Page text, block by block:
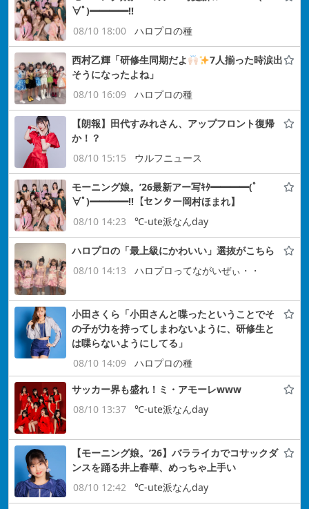
∀ﾟ)━━━━!!
08/10 18:00
ハロプロの種
西村乙輝「研修生同期だよ
7人揃った時涙出
そうになったよね」
08/10 16:09
ハロプロの種
【朗報】田代すみれさん、アップフロント復帰
か！？
08/10 15:15
ウルフニュース
モーニング娘。’26最新アー写ｷﾀ━━━━(ﾟ
∀ﾟ)━━━━!!【センター岡村ほまれ】
08/10 14:23
℃-ute派なんday
ハロプロの「最上級にかわいい」選抜がこちら
08/10 14:13
ハロプロってながいぜぃ・・
小田さくら「小田さんと喋ったということでそ
の子が力を持ってしまわないように、研修生と
は喋らないようにしてる」
08/10 14:09
ハロプロの種
サッカー界も盛れ！ミ・アモーレwww
08/10 13:37
℃-ute派なんday
【モーニング娘。’26】バラライカでコサックダ
ンスを踊る井上春華、めっちゃ上手い
08/10 12:42
℃-ute派なんday